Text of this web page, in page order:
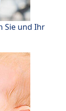
Sie und Ihr